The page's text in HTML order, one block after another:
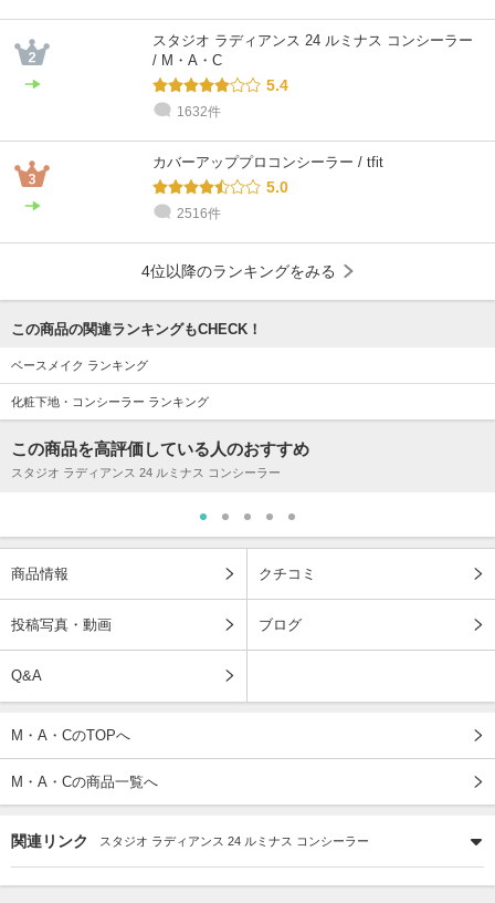
スタジオ ラディアンス 24 ルミナス コンシーラー
/ M・A・C
5.4
1632件
カバーアッププロコンシーラー / tfit
5.0
2516件
4位以降のランキングをみる
この商品の関連ランキングもCHECK！
ベースメイク ランキング
化粧下地・コンシーラー ランキング
この商品を高評価している人のおすすめ
スタジオ ラディアンス 24 ルミナス コンシーラー
商品情報 クチコミ
投稿写真・動画 ブログ
Q&A
M・A・CのTOPへ
M・A・Cの商品一覧へ
関連リンク スタジオ ラディアンス 24 ルミナス コンシーラー